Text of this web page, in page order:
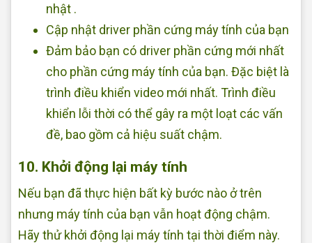
nhật .
Cập nhật driver phần cứng máy tính của bạn
Đảm bảo bạn có driver phần cứng mới nhất
cho phần cứng máy tính của bạn. Đặc biệt là
trình điều khiển video mới nhất. Trình điều
khiển lỗi thời có thể gây ra một loạt các vấn
đề, bao gồm cả hiệu suất chậm.
10. Khởi động lại máy tính
Nếu bạn đã thực hiện bất kỳ bước nào ở trên
nhưng máy tính của bạn vẫn hoạt động chậm.
Hãy thử khởi động lại máy tính tại thời điểm này.